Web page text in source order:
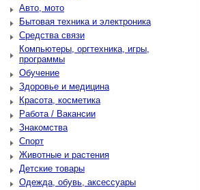
Авто, мото
Бытовая техника и электроника
Средства связи
Компьютеры, оргтехника, игры,
программы
Обучение
Здоровье и медицина
Красота, косметика
Работа / Вакансии
Знакомства
Спорт
Животные и растения
Детские товары
Одежда, обувь, аксессуары